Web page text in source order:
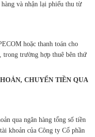
và nhận lại phiếu thu từ
hoặc thanh toán cho
trường hợp thuê bên thứ
CHUYỂN TIỀN QUA
qua ngân hàng tổng số tiền
khoản của Công ty Cổ phần